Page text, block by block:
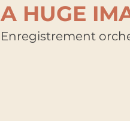
A HUGE
Enregistrement